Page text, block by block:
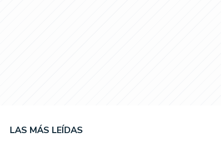
LAS MÁS LEÍDAS